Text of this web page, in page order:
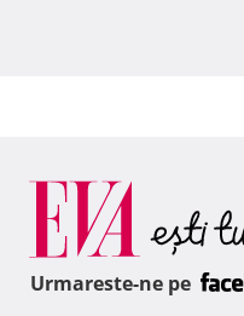
Urmareste-ne pe